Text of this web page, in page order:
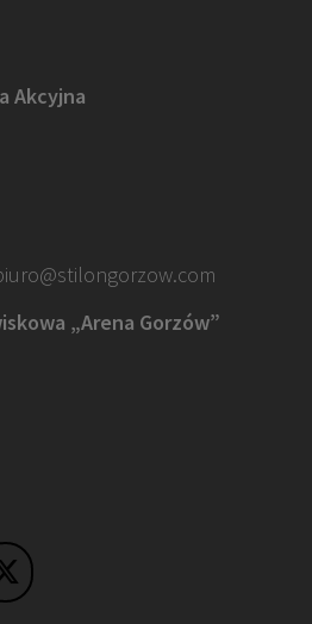
Akcyjna
„Arena Gorzów”